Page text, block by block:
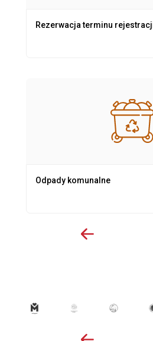
Rezerwacja terminu
Odpady komunalne